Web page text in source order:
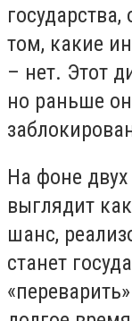
том, какие
– нет. Этот
но раньше
На фоне
выглядит
шанс,
станет